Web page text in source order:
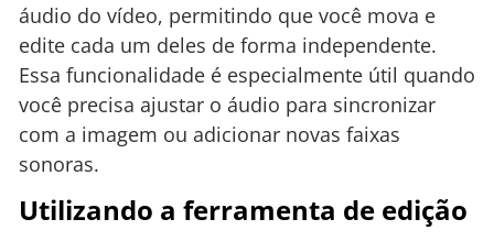
áudio do vídeo, permitindo que você mova e
edite cada um deles de forma independente.
Essa funcionalidade é especialmente útil quando
você precisa ajustar o áudio para sincronizar
com a imagem ou adicionar novas faixas
sonoras.
Utilizando a ferramenta de edição